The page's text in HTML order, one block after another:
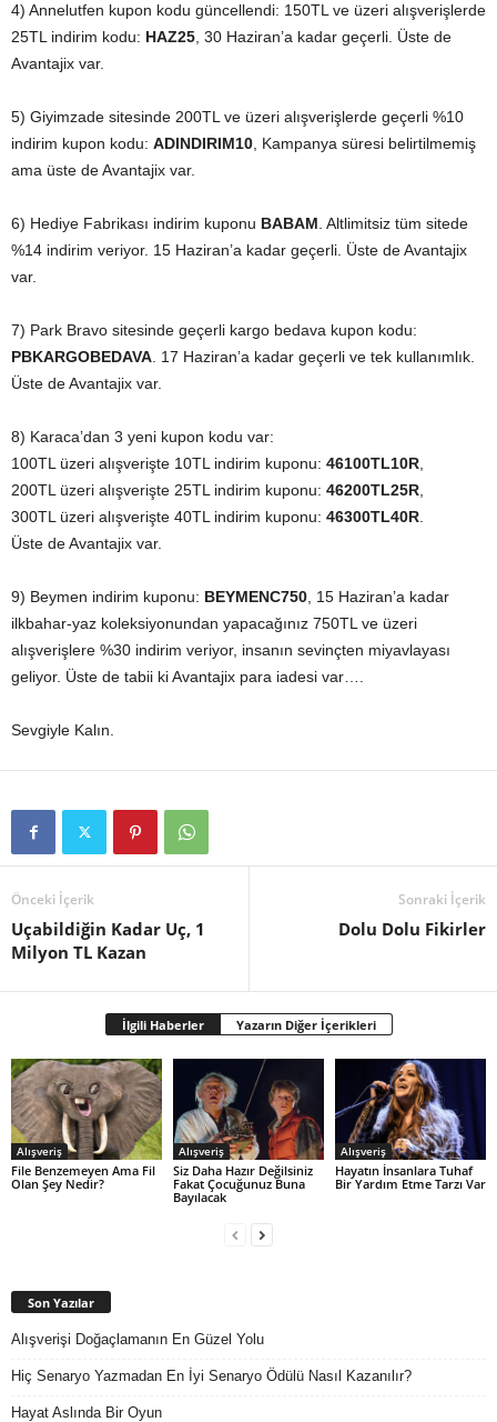
4) Annelutfen kupon kodu güncellendi: 150TL ve üzeri alışverişlerde
25TL indirim kodu: HAZ25, 30 Haziran’a kadar geçerli. Üste de
Avantajix var.
5) Giyimzade sitesinde 200TL ve üzeri alışverişlerde geçerli %10
indirim kupon kodu: ADINDIRIM10, Kampanya süresi belirtilmemiş
ama üste de Avantajix var.
6) Hediye Fabrikası indirim kuponu BABAM. Altlimitsiz tüm sitede
%14 indirim veriyor. 15 Haziran’a kadar geçerli. Üste de Avantajix
var.
7) Park Bravo sitesinde geçerli kargo bedava kupon kodu:
PBKARGOBEDAVA. 17 Haziran’a kadar geçerli ve tek kullanımlık.
Üste de Avantajix var.
8) Karaca’dan 3 yeni kupon kodu var:
100TL üzeri alışverişte 10TL indirim kuponu: 46100TL10R,
200TL üzeri alışverişte 25TL indirim kuponu: 46200TL25R,
300TL üzeri alışverişte 40TL indirim kuponu: 46300TL40R.
Üste de Avantajix var.
9) Beymen indirim kuponu: BEYMENC750, 15 Haziran’a kadar
ilkbahar-yaz koleksiyonundan yapacağınız 750TL ve üzeri
alışverişlere %30 indirim veriyor, insanın sevinçten miyavlayası
geliyor. Üste de tabii ki Avantajix para iadesi var….
Sevgiyle Kalın.
Önceki İçerik
Uçabildiğin Kadar Uç, 1
Milyon TL Kazan
Sonraki İçerik
Dolu Dolu Fikirler
İlgili Haberler Yazarın Diğer İçerikleri
Alışveriş
File Benzemeyen Ama Fil
Olan Şey Nedir?
Alışveriş
Siz Daha Hazır Değilsiniz
Fakat Çocuğunuz Buna
Bayılacak
Alışveriş
Hayatın İnsanlara Tuhaf
Bir Yardım Etme Tarzı Var
Son Yazılar
Alışverişi Doğaçlamanın En Güzel Yolu
Hiç Senaryo Yazmadan En İyi Senaryo Ödülü Nasıl Kazanılır?
Hayat Aslında Bir Oyun